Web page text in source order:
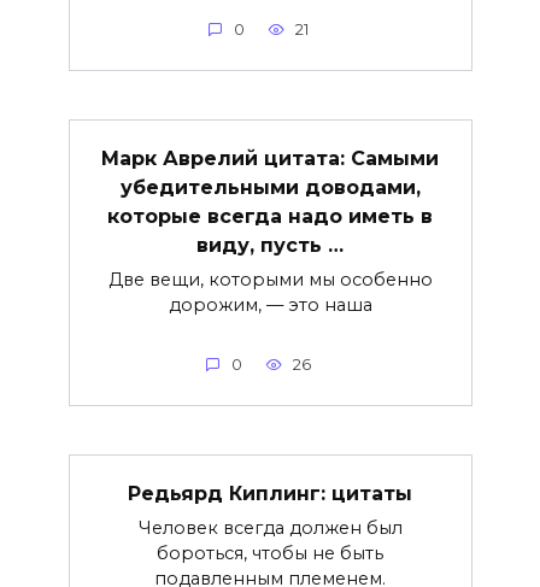
0 21
Марк Аврелий цитата: Самыми
убедительными доводами,
которые всегда надо иметь в
виду, пусть …
Две вещи, которыми мы особенно
дорожим, — это наша
0 26
Редьярд Киплинг: цитаты
Человек всегда должен был
бороться, чтобы не быть
подавленным племенем.